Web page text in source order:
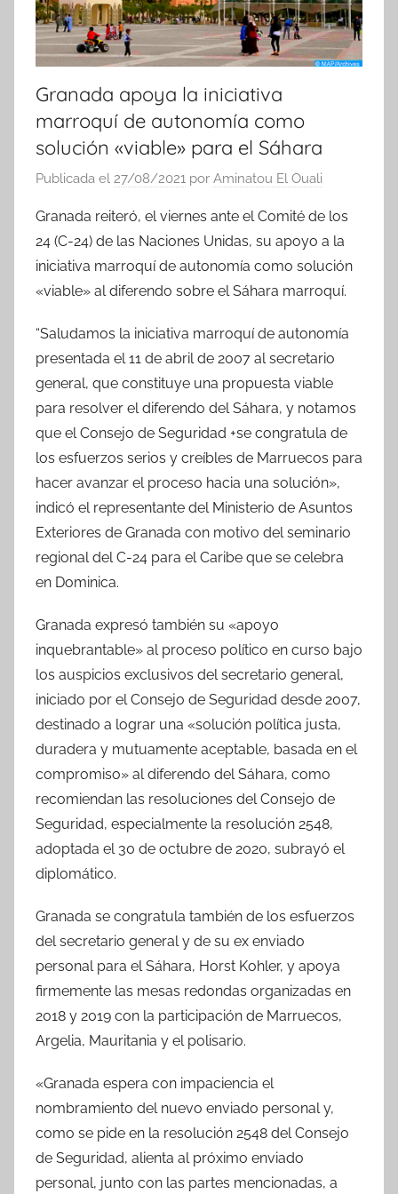
Granada apoya la iniciativa
marroquí de autonomía como
solución «viable» para el Sáhara
Publicada el 27/08/2021 por Aminatou El Ouali
Granada reiteró, el viernes ante el Comité de los
24 (C-24) de las Naciones Unidas, su apoyo a la
iniciativa marroquí de autonomía como solución
«viable» al diferendo sobre el Sáhara marroquí.
“Saludamos la iniciativa marroquí de autonomía
presentada el 11 de abril de 2007 al secretario
general, que constituye una propuesta viable
para resolver el diferendo del Sáhara, y notamos
que el Consejo de Seguridad +se congratula de
los esfuerzos serios y creíbles de Marruecos para
hacer avanzar el proceso hacia una solución»,
indicó el representante del Ministerio de Asuntos
Exteriores de Granada con motivo del seminario
regional del C-24 para el Caribe que se celebra
en Dominica.
Granada expresó también su «apoyo
inquebrantable» al proceso político en curso bajo
los auspicios exclusivos del secretario general,
iniciado por el Consejo de Seguridad desde 2007,
destinado a lograr una «solución política justa,
duradera y mutuamente aceptable, basada en el
compromiso» al diferendo del Sáhara, como
recomiendan las resoluciones del Consejo de
Seguridad, especialmente la resolución 2548,
adoptada el 30 de octubre de 2020, subrayó el
diplomático.
Granada se congratula también de los esfuerzos
del secretario general y de su ex enviado
personal para el Sáhara, Horst Kohler, y apoya
firmemente las mesas redondas organizadas en
2018 y 2019 con la participación de Marruecos,
Argelia, Mauritania y el polisario.
«Granada espera con impaciencia el
nombramiento del nuevo enviado personal y,
como se pide en la resolución 2548 del Consejo
de Seguridad, alienta al próximo enviado
personal, junto con las partes mencionadas, a